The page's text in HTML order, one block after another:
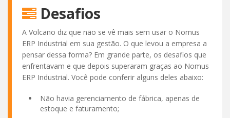
Desafios
A Volcano diz que não se vê mais sem usar o Nomus
ERP Industrial em sua gestão. O que levou a empresa a
pensar dessa forma? Em grande parte, os desafios que
enfrentavam e que depois superaram graças ao Nomus
ERP Industrial. Você pode conferir alguns deles abaixo:
Não havia gerenciamento de fábrica, apenas de
estoque e faturamento;